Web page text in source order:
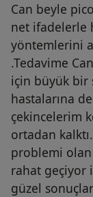
Can beyle
net ifadelerle
yöntemlerini
.Tedavime
için büyük bir
hastalarına
çekincelerim
ortadan
problemi
rahat geçiyor
güzel